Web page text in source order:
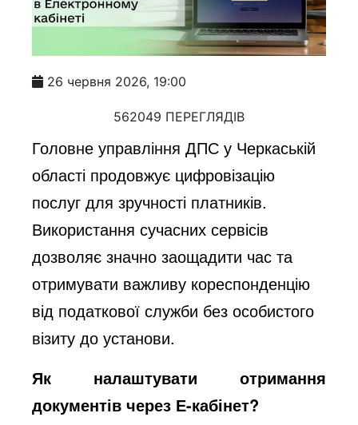
26 червня 2026, 19:00
562049 ПЕРЕГЛЯДІВ
Головне управління ДПС у Черкаській
області продовжує цифровізацію
послуг для зручності платників.
Використання сучасних сервісів
дозволяє значно заощадити час та
отримувати важливу кореспонденцію
від податкової служби без особистого
візиту до установи.
Як налаштувати отримання
документів через Е-кабінет?